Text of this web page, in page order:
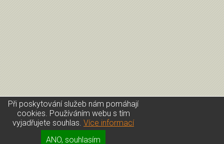
Kontakt|Přihlášení|GDPR
Při poskytování služeb nám pomáhají
cookies. Používáním webu s tím
vyjadřujete souhlas. Více informací
ANO, souhlasím